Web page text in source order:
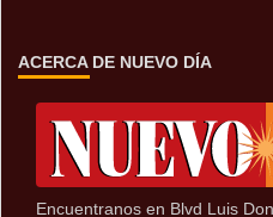
ACERCA DE NUEVO DÍA
Encuentranos en Blvd Luis